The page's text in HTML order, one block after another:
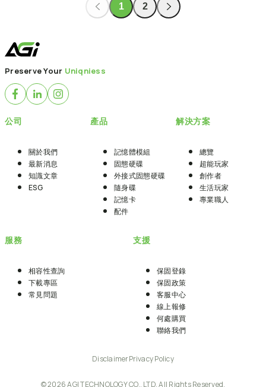
1 2
Preserve Your Uniqniess
公司
關於我們
最新消息
知識文章
ESG
產品
記憶體模組
固態硬碟
外接式固態硬碟
隨身碟
記憶卡
配件
解決方案
總覽
超能玩家
創作者
生活玩家
專業職人
服務
相容性查詢
下載專區
常見問題
支援
保固登錄
保固政策
客服中心
線上報修
何處購買
聯絡我們
DisclaimerPrivacy Policy
© 2026 AGI TECHNOLOGY CO., LTD. All Rights Reserved.